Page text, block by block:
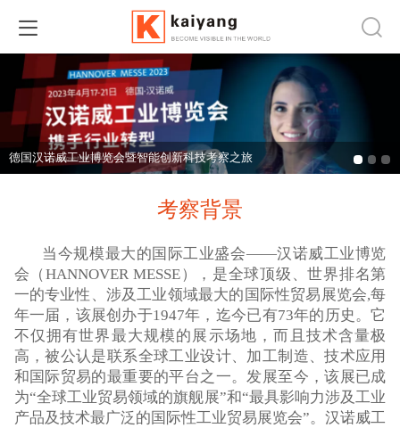
德国汉诺威工业博览会暨智能创新科技考察之旅
考察背景
当今规模最大的国际工业盛会——汉诺威工业博览
会（HANNOVER MESSE），是全球顶级、世界排名第
一的专业性、涉及工业领域最大的国际性贸易展览会,每
年一届，该展创办于1947年，迄今已有73年的历史。它
不仅拥有世界最大规模的展示场地，而且技术含量极
高，被公认是联系全球工业设计、加工制造、技术应用
和国际贸易的最重要的平台之一。发展至今，该展已成
为“全球工业贸易领域的旗舰展”和“最具影响力涉及工业
产品及技术最广泛的国际性工业贸易展览会”。汉诺威工